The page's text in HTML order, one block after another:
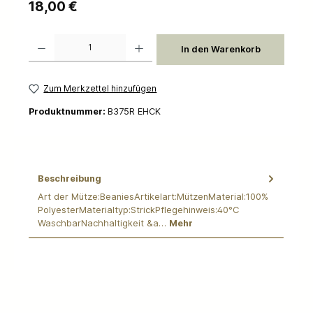
Regulärer Preis:
18,00 €
In den Warenkorb
Zum Merkzettel hinzufügen
Produktnummer: B375R EHCK
Beschreibung
Art der Mütze:BeaniesArtikelart:MützenMaterial:100%
PolyesterMaterialtyp:StrickPflegehinweis:40°C
WaschbarNachhaltigkeit &a… Mehr